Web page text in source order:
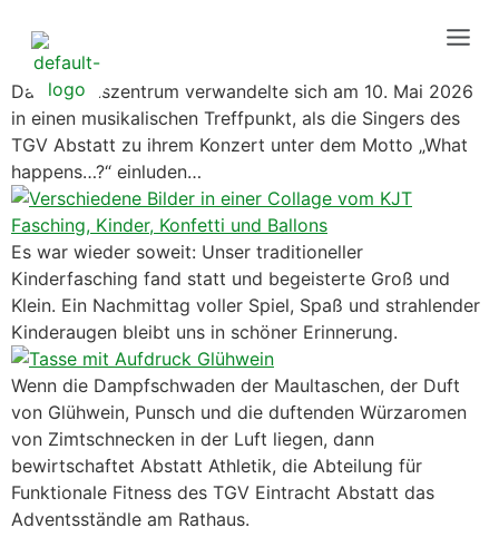
Das Vereinszentrum verwandelte sich am 10. Mai 2026
in einen musikalischen Treffpunkt, als die Singers des
TGV Abstatt zu ihrem Konzert unter dem Motto „What
happens…?“ einluden…
Es war wieder soweit: Unser traditioneller
Kinderfasching fand statt und begeisterte Groß und
Klein. Ein Nachmittag voller Spiel, Spaß und strahlender
Kinderaugen bleibt uns in schöner Erinnerung.
Wenn die Dampfschwaden der Maultaschen, der Duft
von Glühwein, Punsch und die duftenden Würzaromen
von Zimtschnecken in der Luft liegen, dann
bewirtschaftet Abstatt Athletik, die Abteilung für
Funktionale Fitness des TGV Eintracht Abstatt das
Adventsständle am Rathaus.